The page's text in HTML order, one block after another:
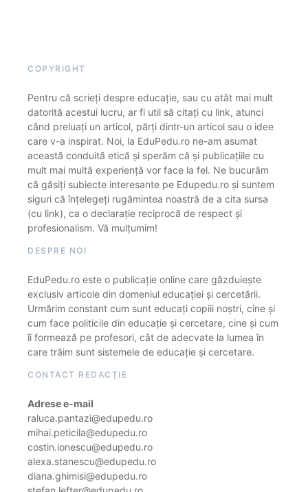
COPYRIGHT
Pentru că scrieți despre educație, sau cu atât mai mult
datorită acestui lucru, ar fi util să citați cu link, atunci
când preluați un articol, părți dintr-un articol sau o idee
care v-a inspirat. Noi, la EduPedu.ro ne-am asumat
această conduită etică și sperăm că și publicațiile cu
mult mai multă experiență vor face la fel. Ne bucurăm
că găsiți subiecte interesante pe Edupedu.ro și suntem
siguri că înțelegeți rugămintea noastră de a cita sursa
(cu link), ca o declarație reciprocă de respect și
profesionalism. Vă mulțumim!
DESPRE NOI
EduPedu.ro este o publicație online care găzduiește
exclusiv articole din domeniul educației și cercetării.
Urmărim constant cum sunt educați copiii noștri, cine și
cum face politicile din educație și cercetare, cine și cum
îi formează pe profesori, cât de adecvate la lumea în
care trăim sunt sistemele de educație și cercetare.
CONTACT REDACȚIE
Adrese e-mail
raluca.pantazi@edupedu.ro
mihai.peticila@edupedu.ro
costin.ionescu@edupedu.ro
alexa.stanescu@edupedu.ro
diana.ghimisi@edupedu.ro